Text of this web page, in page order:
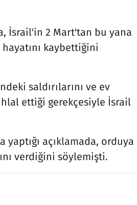
İsrail'in 2 Mart'tan bu yana
kaybettiğini
saldırılarını ve ev
ettiği gerekçesiyle İsrail
yaptığı açıklamada, orduya
verdiğini söylemişti.